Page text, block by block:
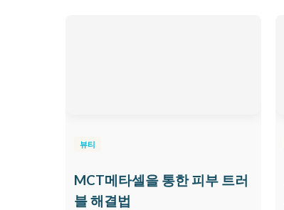
뷰티
MCT메타셀을 통한 피부 트러
블 해결법